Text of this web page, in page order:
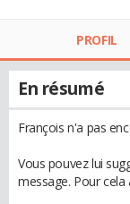
PROFIL
En résumé
François n'a pas
Vous pouvez lui
message. Pour